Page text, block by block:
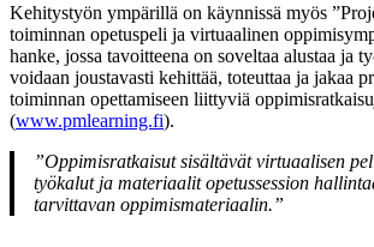
Kehitystyön ympärillä on käynnissä myös
toiminnan opetuspeli ja virtuaalinen
hanke, jossa tavoitteena on soveltaa alustaa ja
voidaan joustavasti kehittää, toteuttaa ja jakaa
toiminnan opettamiseen liittyviä
(www.pmlearning.fi).
”Oppimisratkaisut sisältävät virtuaalisen
työkalut ja materiaalit opetussession
tarvittavan oppimismateriaalin.”